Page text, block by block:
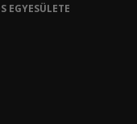
EGYESÜLETE